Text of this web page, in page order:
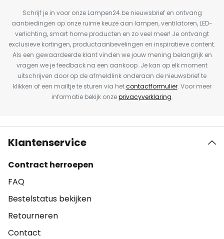
Schrijf je in voor onze Lampen24.be nieuwsbrief en ontvang
aanbiedingen op onze ruime keuze aan lampen, ventilatoren, LED-
verlichting, smart home producten en zo veel meer! Je ontvangt
exclusieve kortingen, productaanbevelingen en inspiratieve content.
Als een gewaardeerde klant vinden we jouw mening belangrijk en
vragen we je feedback na een aankoop. Je kan op elk moment
uitschrijven door op de afmeldlink onderaan de nieuwsbrief te
klikken of een mailtje te sturen via hetcontactformulier. Voor meer
informatie bekijk onzeprivacyverklaring.
Klantenservice
Contract herroepen
FAQ
Bestelstatus bekijken
Retourneren
Contact